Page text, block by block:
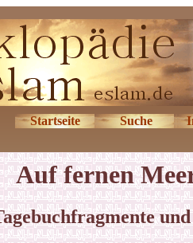
Startseite Suche
Auf fernen